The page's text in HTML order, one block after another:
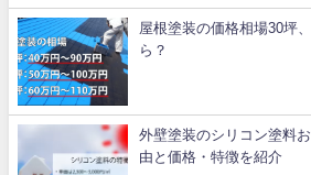
屋根塗装の価格相場30坪
ら？
外壁塗装のシリコン塗料
由と価格・特徴を紹介